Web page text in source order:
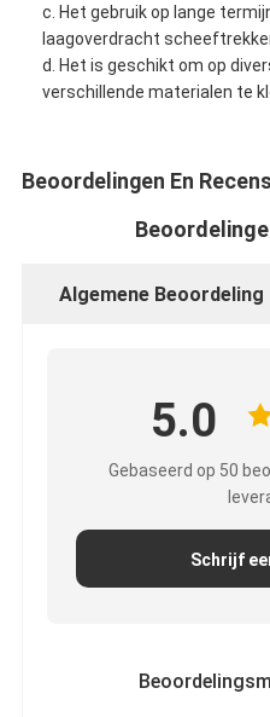
Contacteer ons
c. Het gebruik op lange
laagoverdracht
d. Het is geschikt om op
verschillende materialen te
Beoordelingen En
Algemene Beoordeling
5.0
Gebaseerd op 50
Schrijf